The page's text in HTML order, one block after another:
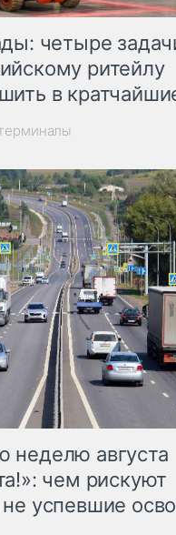
четыре
ритейлу
в
неделю августа
чем рискуют
успевшие